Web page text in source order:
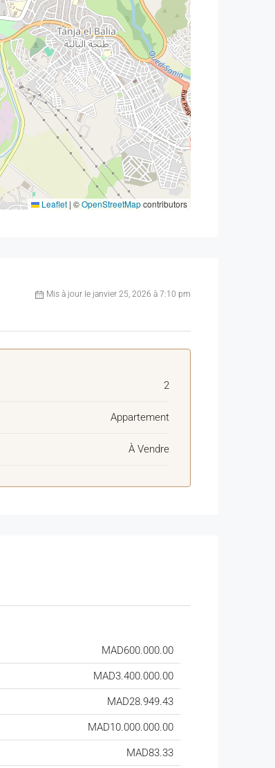
Leaflet | ©OpenStreetMapcontributors
Mis à jour le janvier 25, 2026 à 7:10 pm
2
Appartement
À Vendre
MAD600.000.00
MAD3.400.000.00
MAD28.949.43
MAD10.000.000.00
MAD83.33